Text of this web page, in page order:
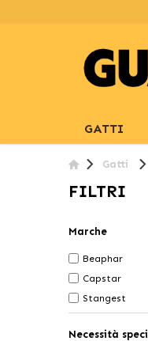
GATTI
Gatti
FILTRI
Marche
Beaphar
Capstar
Stangest
Necessità